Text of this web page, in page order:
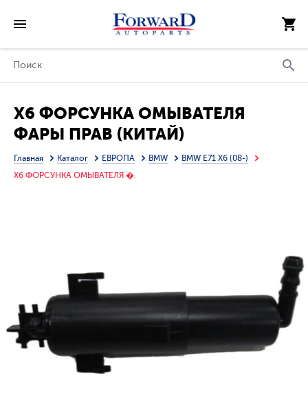
X6 ФОРСУНКА ОМЫВАТЕЛЯ
ФАРЫ ПРАВ (КИТАЙ)
Главная Каталог ЕВРОПА BMW
BMW E71 X6 (08-)
X6 ФОРСУНКА ОМЫВАТЕЛЯ �.